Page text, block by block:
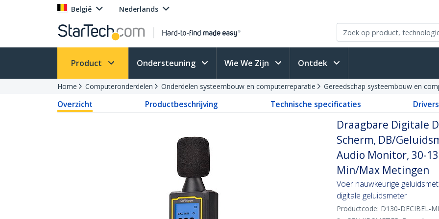
België Nederlands
Product Ondersteuning Wie We Zijn Ontdek
Home Computeronderdelen Onderdelen systeembouw en computerreparatie Gereedschap systeembouw en
Overzicht Productbeschrijving Technische specificaties
Draagbare Digitale
Scherm, DB/
Audio Monitor, 30-
Min/Max Metingen
Voer nauwkeurige
digitale geluidsmeter
Productcode: D130-DECIBEL-